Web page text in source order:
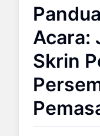
Acara:
Skrin